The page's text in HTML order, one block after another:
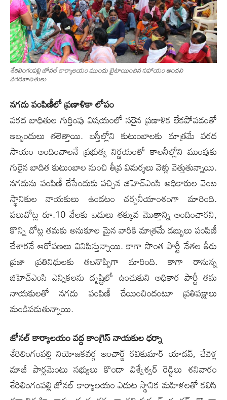
శేరిలింగంప‌ల్లి జోన‌ల్ కార్యాల‌యం ముందు బైటాయించిన స‌హాయం అంద‌ని
వ‌ర‌ద‌బాదితులు
న‌గదు పంపిణీలో ప్ర‌ణాళికా లోపం
వ‌ర‌ద బాధితుల గుర్తింపు విష‌యంలో స‌రైన ప్ర‌ణాళిక లేక‌పోవ‌డంతో
ఇబ్బందులు త‌లెత్తాయి. బ‌స్తీల్లోని కుటుంబాల‌కు మాత్ర‌మే వ‌ర‌ద
సాయం అందించాల‌నే ప్ర‌భుత్వ నిర్ణ‌యంతో కాల‌నీల్లోని ముంపుకు
గురైన బాదిత కుటుంబాల నుంచి తీవ్ర విమ‌ర్శ‌లు వెళ్లు వెత్తుతున్నాయి.
నగదును పంపిణీ చేసేందుకు వ‌చ్చిన జిహెచ్ఎంసి అధికారుల వెంట
స్థానికుల నాయ‌కులు ఉండ‌టం చ‌ర్చ‌నీయాంశంగా మారింది.
ప‌లుచోట్ల రూ.10 వేల‌కు బ‌దులు త‌క్కువ మొత్తాన్ని అందించార‌ని,
కొన్ని చోట్ల త‌మ‌కు అనుకూల మైన వారికి మాత్ర‌మే డ‌బ్బులు పంపిణీ
చేశార‌నే ఆరోప‌ణ‌లు వినిపిస్తున్నాయి. కాగా సొంత పార్టీ నేత‌ల తీరు
ప్రజా ప్ర‌తినిధుల‌కు త‌ల‌నొప్పిగా మారింది. కాగా రానున్న
జిహెచ్ఎంసి ఎన్నికలను దృష్టిలో ఉంచుకుని అధికార‌ పార్టీ త‌మ‌
నాయకులతో నగదు పంపిణీ చేయించిందంటూ ప్రతిపక్షాలు
మండిప‌డుతున్నాయి.
జోన‌ల్‌ కార్యాలయం వ‌ద్ద‌ కాంగ్రెస్ నాయకుల ధ‌ర్నా‌
శేరిలింగంపల్లి నియోజకవర్గ ఇంచార్జ్ రవికుమార్ యాదవ్, చేవెళ్ల
మాజీ పార్లమెంటు సభ్యులు కొండా విశ్వేశ్వర్ రెడ్డిలు శనివారం
శేరిలింగంపల్లి జోనల్ కార్యాలయం ఎదుట స్థానిక మహిళలతో కలిసి